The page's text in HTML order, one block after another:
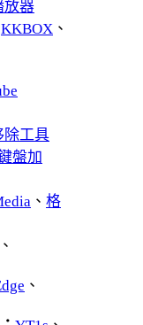
放器
KKBOX 、
除工具
盤加
、 格
、
、